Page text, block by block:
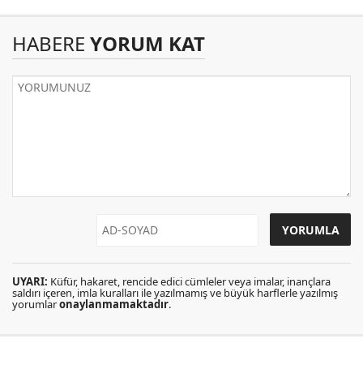
HABERE YORUM KAT
UYARI: Küfür, hakaret, rencide edici cümleler veya imalar, inançlara
saldırı içeren, imla kuralları ile yazılmamış ve büyük harflerle yazılmış
yorumlaronaylanmamaktadır.